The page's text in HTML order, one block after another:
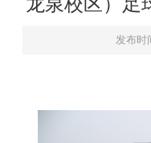
发布时